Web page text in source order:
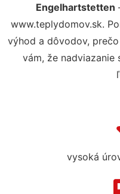
Engelhartstetten
www.teplydomov.sk.
výhod a dôvodov,
vám, že nadviazanie
vysoká